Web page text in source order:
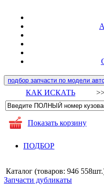
подбор запчасти по модели
КАК ИСКАТЬ
Показать корзину
ПОДБОР
Каталог (товаров: 946 558шт.
Запчасти дубликаты